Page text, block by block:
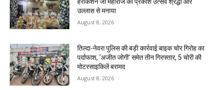
उल्लास से मनाया
August 8, 2026
तिल्दा-नेवरा पुलिस की बड़ी कार्रवाई:बाइक चोर गिरोह का
पर्दाफाश, ‘अजीत जोगी’ समेत तीन गिरफ्तार, 5 चोरी की
मोटरसाइकिलें बरामद
August 8, 2026